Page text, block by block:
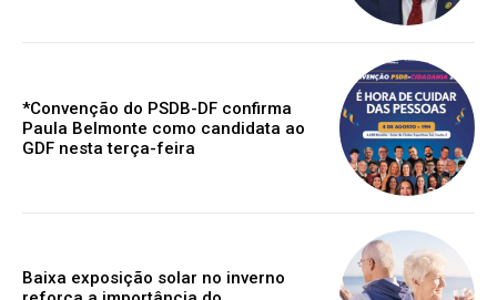
*Convenção do PSDB-DF confirma
Paula Belmonte como candidata ao
GDF nesta terça-feira
Baixa exposição solar no inverno